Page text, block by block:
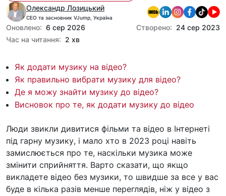
Олександр Лозицький
CEO та засновник VJump, Україна
Оновлено: 6 сер 2026 Створено: 24 сер 2023
Час на читання: 2 хв
Як додати музику на відео?
Як правильно вибрати музику для відео?
Де я можу знайти музику до відео?
Висновок про те, як додати музику до відео
Люди звикли дивитися фільми та відео в Інтернеті
під гарну музику, і мало хто в 2023 році навіть
замислюється про те, наскільки музика може
змінити сприйняття. Варто сказати, що якщо
викладете відео без музики, то швидше за все у вас
буде в кілька разів менше переглядів, ніж у відео з